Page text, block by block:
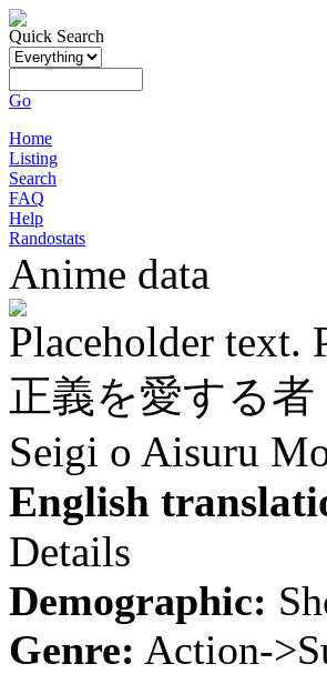
Quick Search
Go
Home
Listing
Search
FAQ
Help
Randostats
Anime data
Placeholder text.
正義を愛する者
Seigi o Aisuru
English
Details
Demographic:
Genre: Action-